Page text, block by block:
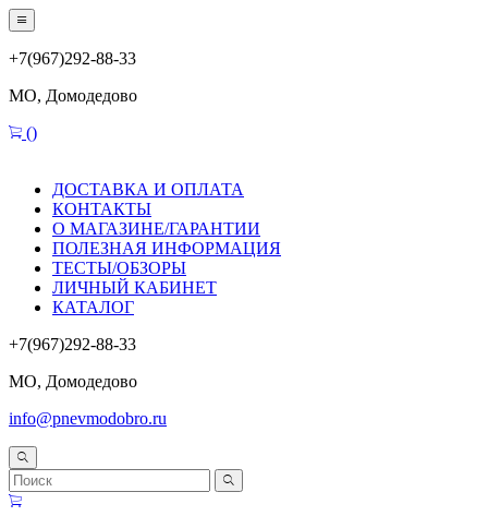
+7(967)292-88-33
МО, Домодедово
()
ДОСТАВКА И ОПЛАТА
КОНТАКТЫ
О МАГАЗИНЕ/ГАРАНТИИ
ПОЛЕЗНАЯ ИНФОРМАЦИЯ
ТЕСТЫ/ОБЗОРЫ
ЛИЧНЫЙ КАБИНЕТ
КАТАЛОГ
+7(967)292-88-33
МО, Домодедово
info@pnevmodobro.ru